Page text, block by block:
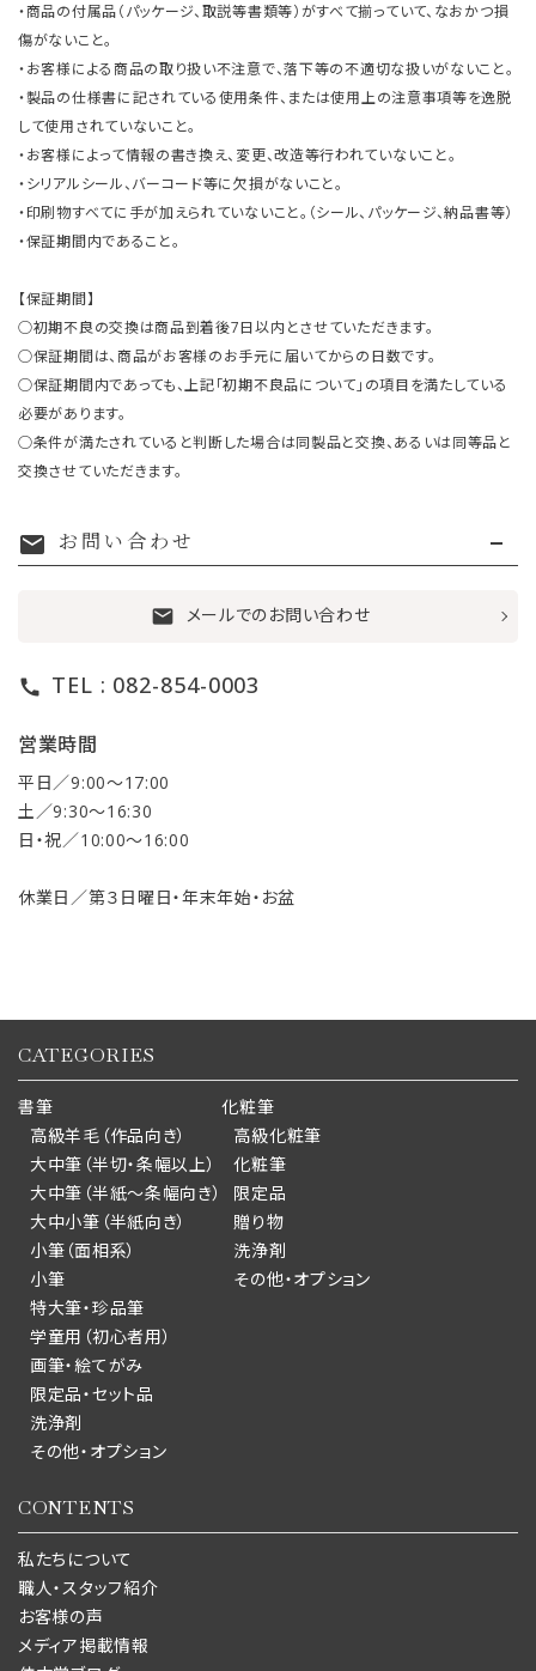
・商品の付属品（パッケージ、取説等書類等）がすべて揃っていて、なおかつ損
傷がないこと。
・お客様による商品の取り扱い不注意で、落下等の不適切な扱いがないこと。
・製品の仕様書に記されている使用条件、または使用上の注意事項等を逸脱
して使用されていないこと。
・お客様によって情報の書き換え、変更、改造等行われていないこと。
・シリアルシール、バーコード等に欠損がないこと。
・印刷物すべてに手が加えられていないこと。（シール、パッケージ、納品書等）
・保証期間内であること。
【保証期間】
○初期不良の交換は商品到着後7日以内とさせていただきます。
○保証期間は、商品がお客様のお手元に届いてからの日数です。
○保証期間内であっても、上記「初期不良品について」の項目を満たしている
必要があります。
○条件が満たされていると判断した場合は同製品と交換、あるいは同等品と
交換させていただきます。
mail お問い合わせ
mail メールでのお問い合わせ
call TEL : 082-854-0003
営業時間
平日／9:00〜17:00
土／9:30〜16:30
日・祝／10:00〜16:00
休業日／第３日曜日・年末年始・お盆
CATEGORIES
書筆
高級羊毛（作品向き）
大中筆（半切・条幅以上）
大中筆（半紙～条幅向き）
大中小筆（半紙向き）
小筆（面相系）
小筆
特大筆・珍品筆
学童用（初心者用）
画筆・絵てがみ
限定品・セット品
洗浄剤
その他・オプション
化粧筆
高級化粧筆
化粧筆
限定品
贈り物
洗浄剤
その他・オプション
CONTENTS
私たちについて
職人・スタッフ紹介
お客様の声
メディア掲載情報